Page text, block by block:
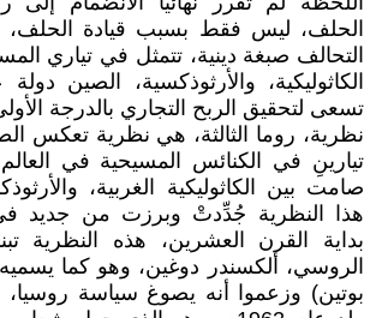
الحلف، ليس فقط بسبب قيادة الحلف،
التحالف صبغة دينية، تتمثل في تياري
الكاثوليكية، والأرثوذكسية، الصين دولة
تسعى لتحقيق الربح التجاري بالدرجة
نظرية، روما الثالثة، هي نظرية تعكس
تيارينِ في الكنائس المسيحية في
صامت بين الكاثوليكية الغربية،
هذا النظرية جُدِّدتْ وبرزت من جديد
بداية القرن العشرين، هذه النظرية
الروسي، ألكسندر دوغين، وهو كما
بوتين) وزعموا أنه يصوغ سياسة روسيا،